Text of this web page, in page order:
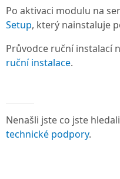
Po aktivaci modulu na
Setup, který nainstaluje
Průvodce ruční instalací
ruční instalace.
Nenašli jste co jste
technické podpory.